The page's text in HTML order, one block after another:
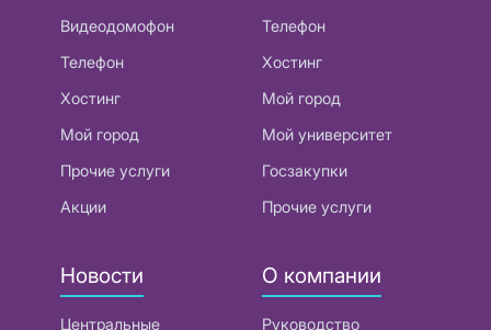
Видеодомофон
Телефон
Хостинг
Мой город
Прочие услуги
Акции
Телефон
Хостинг
Мой город
Мой университет
Госзакупки
Прочие услуги
Новости
Центральные
О компании
Руководство